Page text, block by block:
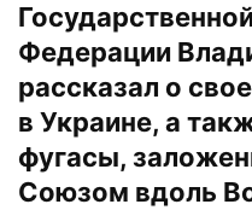
Федерации
рассказал о
в Украине, а
фугасы,
Союзом вдоль